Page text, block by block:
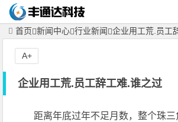
首页 新闻中心 行业新闻 企业用工荒.员工
企业用工荒.员工辞工难.谁之过
A+
距离年底过年不足月数，整个珠